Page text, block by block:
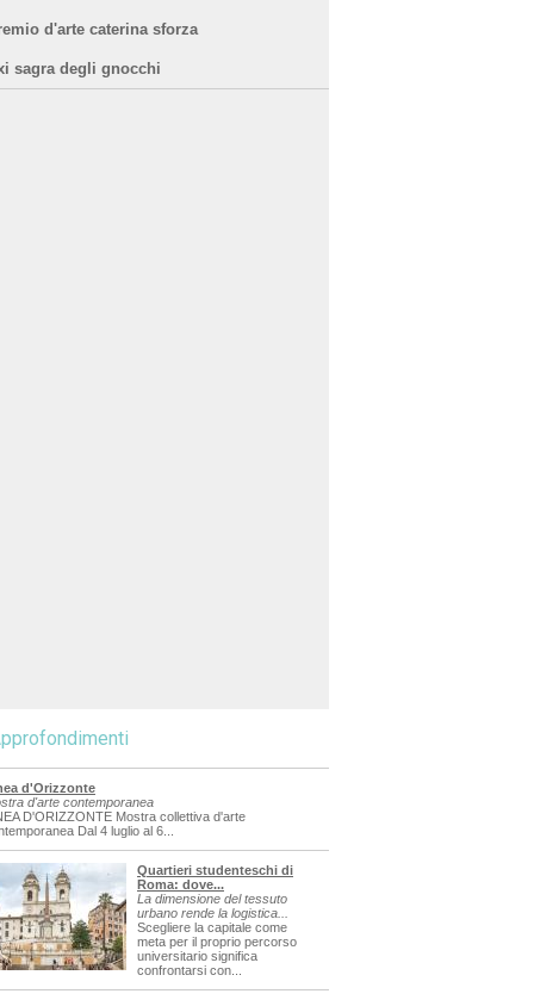
d'arte caterina sforza
sagra degli gnocchi
d'Orizzonte
d'arte contemporanea
D'ORIZZONTE Mostra collettiva d'arte
Dal 4 luglio al 6...
Quartieri studenteschi di
Roma: dove...
La dimensione del tessuto
urbano rende la logistica...
Scegliere la capitale come
meta per il proprio percorso
universitario significa
confrontarsi con...